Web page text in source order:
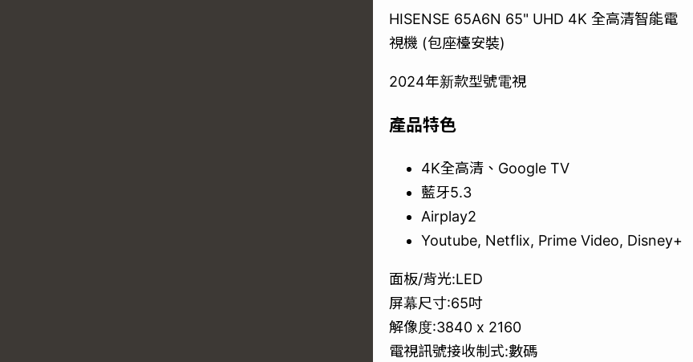
HISENSE 65A6N 65" UHD 4K 全高清智能電
視機 (包座檯安裝)
2024年新款型號電視
產品特色
4K全高清、Google TV
藍牙5.3
Airplay2
Youtube, Netflix, Prime Video, Disney+
面板/背光:LED
屏幕尺寸:65吋
解像度:3840 x 2160
電視訊號接收制式:數碼